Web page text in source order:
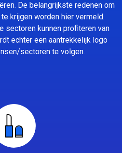
De belangrijkste redenen om
krijgen worden hier vermeld.
sectoren kunnen profiteren van
echter een aantrekkelijk logo
sectoren te volgen.